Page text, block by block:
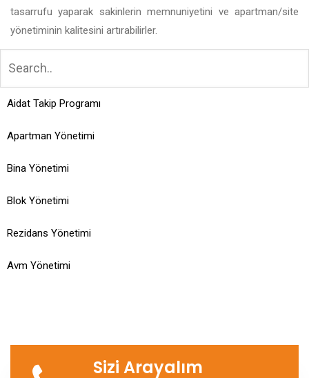
tasarrufu yaparak sakinlerin memnuniyetini ve apartman/site
yönetiminin kalitesini artırabilirler.
Aidat Takip Programı
Apartman Yönetimi
Bina Yönetimi
Blok Yönetimi
Rezidans Yönetimi
Avm Yönetimi
Sizi Arayalım